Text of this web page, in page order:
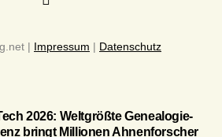
| Impressum | Datenschutz
2026: Weltgrößte Genealogie-
bringt Millionen Ahnenforscher